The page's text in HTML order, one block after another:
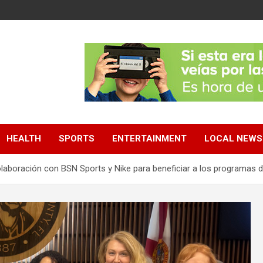
HEALTH SPORTS ENTERTAINMENT LOCAL NEWS
con BSN Sports y Nike para beneficiar a los programas